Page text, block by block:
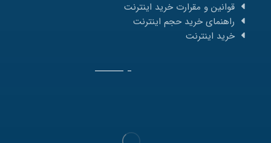
قوانین و مقرارت خرید اینترنت
راهنمای خرید حجم اینترنت
خرید اینترنت